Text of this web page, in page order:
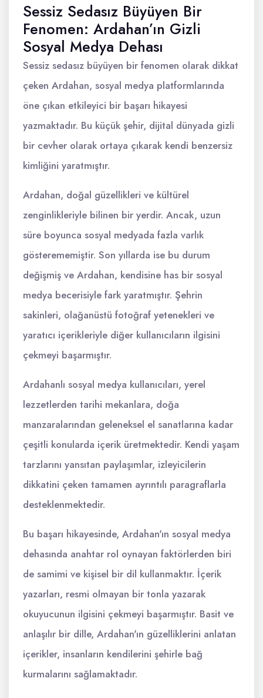
Sessiz Sedasız Büyüyen Bir
Fenomen: Ardahan’ın Gizli
Sosyal Medya Dehası
Sessiz sedasız büyüyen bir fenomen olarak dikkat
çeken Ardahan, sosyal medya platformlarında
öne çıkan etkileyici bir başarı hikayesi
yazmaktadır. Bu küçük şehir, dijital dünyada gizli
bir cevher olarak ortaya çıkarak kendi benzersiz
kimliğini yaratmıştır.
Ardahan, doğal güzellikleri ve kültürel
zenginlikleriyle bilinen bir yerdir. Ancak, uzun
süre boyunca sosyal medyada fazla varlık
gösterememiştir. Son yıllarda ise bu durum
değişmiş ve Ardahan, kendisine has bir sosyal
medya becerisiyle fark yaratmıştır. Şehrin
sakinleri, olağanüstü fotoğraf yetenekleri ve
yaratıcı içerikleriyle diğer kullanıcıların ilgisini
çekmeyi başarmıştır.
Ardahanlı sosyal medya kullanıcıları, yerel
lezzetlerden tarihi mekanlara, doğa
manzaralarından geleneksel el sanatlarına kadar
çeşitli konularda içerik üretmektedir. Kendi yaşam
tarzlarını yansıtan paylaşımlar, izleyicilerin
dikkatini çeken tamamen ayrıntılı paragraflarla
desteklenmektedir.
Bu başarı hikayesinde, Ardahan'ın sosyal medya
dehasında anahtar rol oynayan faktörlerden biri
de samimi ve kişisel bir dil kullanmaktır. İçerik
yazarları, resmi olmayan bir tonla yazarak
okuyucunun ilgisini çekmeyi başarmıştır. Basit ve
anlaşılır bir dille, Ardahan'ın güzelliklerini anlatan
içerikler, insanların kendilerini şehirle bağ
kurmalarını sağlamaktadır.